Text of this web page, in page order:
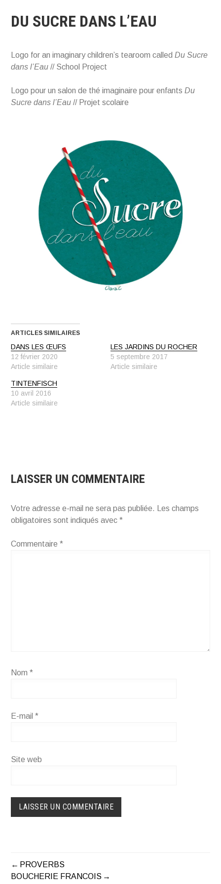
DU SUCRE DANS L’EAU
Logo for an imaginary children’s tearoom calledDu Sucre
dans l’Eau // School Project
Logo pour un salon de thé imaginaire pour enfantsDu
Sucre dans l’Eau // Projet scolaire
ARTICLES SIMILAIRES
DANS LES ŒUFS
12 février 2020
Article similaire
LES JARDINS DU ROCHER
5 septembre 2017
Article similaire
TINTENFISCH
10 avril 2016
Article similaire
LAISSER UN COMMENTAIRE
Votre adresse e-mail ne sera pas publiée. Les champs
obligatoires sont indiqués avec*
Commentaire*
Nom*
E-mail*
Site web
NAVIGATION
PROVERBS
BOUCHERIE FRANCOIS